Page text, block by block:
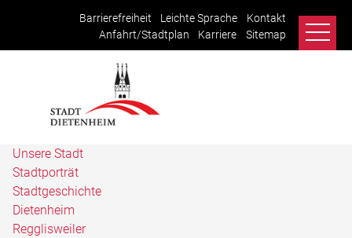
Barrierefreiheit Leichte Sprache
Kontakt
Anfahrt/Stadtplan
Karriere Sitemap
Unsere Stadt
Stadtporträt
Stadtgeschichte
Dietenheim
Regglisweiler